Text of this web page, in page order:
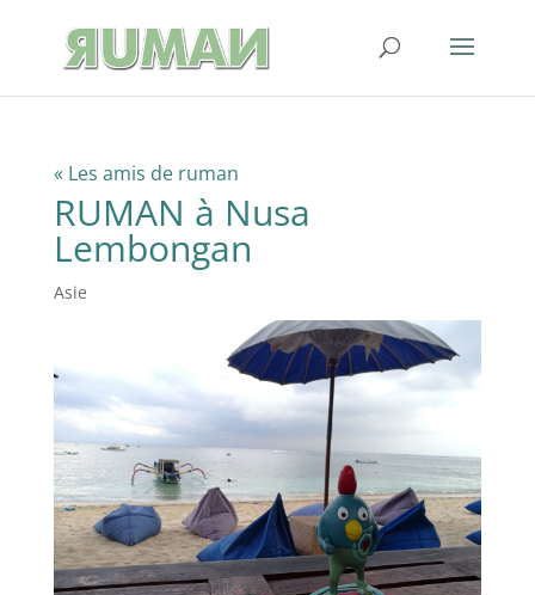
« Les amis de ruman
RUMAN à Nusa
Lembongan
Asie